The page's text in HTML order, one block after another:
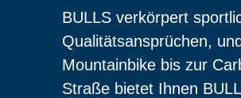
BULLS verkörpert
Qualitätsansprüchen,
Mountainbike bis zur
Straße bietet Ihnen